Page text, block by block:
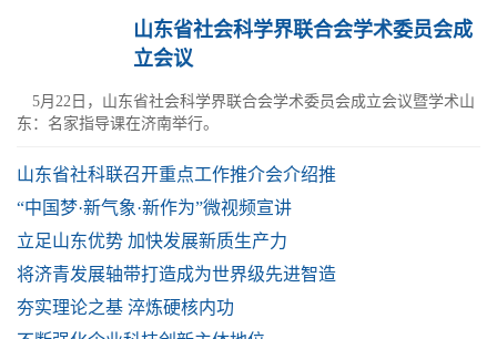
山东省社会科学界联合会学术委员会成
立会议
5月22日，山东省社会科学界联合会学术委员会成立会议暨学术山
东：名家指导课在济南举行。
山东省社科联召开重点工作推介会介绍推
“中国梦·新气象·新作为”微视频宣讲
立足山东优势 加快发展新质生产力
将济青发展轴带打造成为世界级先进智造
夯实理论之基 淬炼硬核内功